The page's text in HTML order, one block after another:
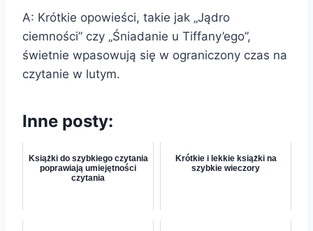
A: Krótkie opowieści, takie jak „Jądro
ciemności” czy „Śniadanie u Tiffany’ego”,
świetnie wpasowują się w ograniczony czas na
czytanie w lutym.
Inne posty:
Książki do szybkiego czytania
poprawiają umiejętności
czytania
Krótkie i lekkie książki na
szybkie wieczory